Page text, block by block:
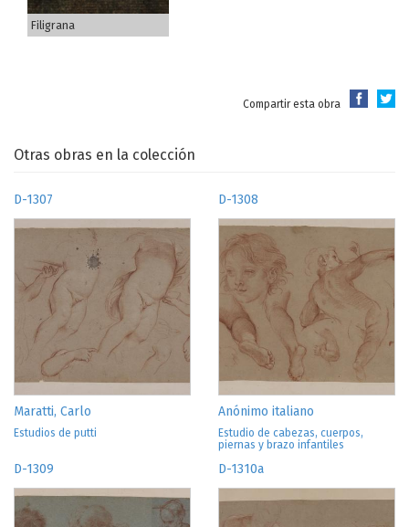
Filigrana
Compartir esta obra
Otras obras en la colección
D-1307
Maratti, Carlo
Estudios de putti
D-1308
Anónimo italiano
Estudio de cabezas, cuerpos,
piernas y brazo infantiles
D-1309 D-1310a